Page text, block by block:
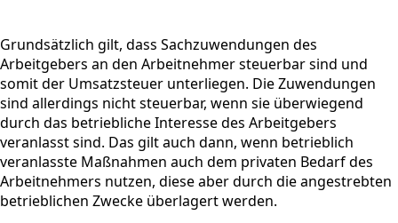
Grundsätzlich gilt, dass Sachzuwendungen des
Arbeitgebers an den Arbeitnehmer steuerbar sind und
somit der Umsatzsteuer unterliegen. Die Zuwendungen
sind allerdings nicht steuerbar, wenn sie überwiegend
durch das betriebliche Interesse des Arbeitgebers
veranlasst sind. Das gilt auch dann, wenn betrieblich
veranlasste Maßnahmen auch dem privaten Bedarf des
Arbeitnehmers nutzen, diese aber durch die angestrebten
betrieblichen Zwecke überlagert werden.